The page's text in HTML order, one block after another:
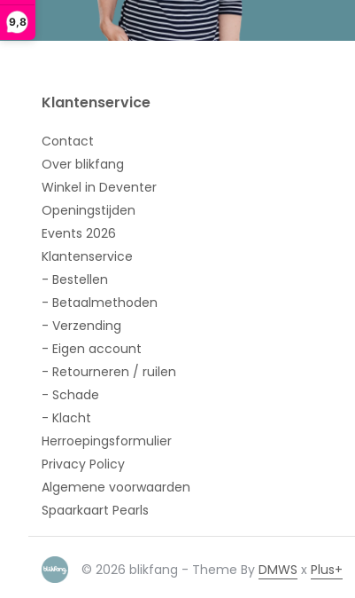
9,8
Klantenservice
Contact
Over blikfang
Winkel in Deventer
Openingstijden
Events 2026
Klantenservice
- Bestellen
- Betaalmethoden
- Verzending
- Eigen account
- Retourneren / ruilen
- Schade
- Klacht
Herroepingsformulier
Privacy Policy
Algemene voorwaarden
Spaarkaart Pearls
© 2026 blikfang - Theme By DMWS x Plus+